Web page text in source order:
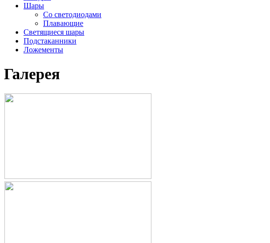
Шары
Со светодиодами
Плавающие
Светящиеся шары
Подстаканники
Ложементы
Галерея